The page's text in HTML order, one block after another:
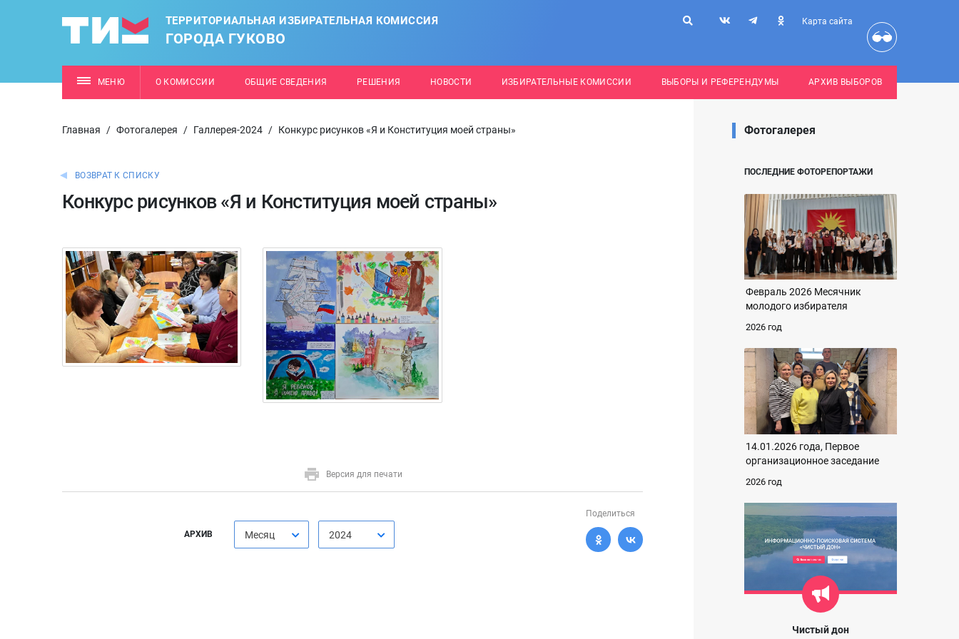
ТЕРРИТОРИАЛЬНАЯ ИЗБИРАТЕЛЬНАЯ КОМИССИЯ
ГОРОДА ГУКОВО
Карта сайта
МЕНЮ О КОМИССИИ ОБЩИЕ СВЕДЕНИЯ РЕШЕНИЯ НОВОСТИ ИЗБИРАТЕЛЬНЫЕ КОМИССИИ ВЫБОРЫ И РЕФЕРЕНДУМЫ АРХИВ ВЫБОРОВ
Главная / Фотогалерея / Галлерея-2024 / Конкурс рисунков «Я и Конституция моей страны»
ВОЗВРАТ К СПИСКУ
Конкурс рисунков «Я и Конституция моей страны»
Версия для печати
АРХИВ Месяц 2024
Поделиться
Фотогалерея
ПОСЛЕДНИЕ ФОТОРЕПОРТАЖИ
Февраль 2026 Месячник
молодого избирателя
2026 год
14.01.2026 года, Первое
организационное заседание
2026 год
Чистый дон